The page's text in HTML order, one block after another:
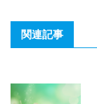
関連記事